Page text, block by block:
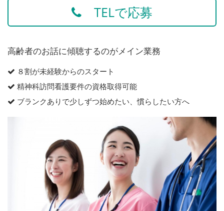
TELで応募
高齢者のお話に傾聴するのがメイン業務
８割が未経験からのスタート
精神科訪問看護要件の資格取得可能
ブランクありで少しずつ始めたい、慣らしたい方へ